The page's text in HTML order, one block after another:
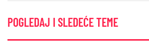
POGLEDAJ I SLEDEĆE TEME